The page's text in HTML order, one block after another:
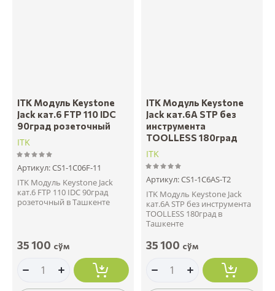
ITK Модуль Keystone
Jack кат.6 FTP 110 IDC
90град розеточный
ITK
Артикул:CS1-1C06F-11
ITK Модуль Keystone Jack
кат.6 FTP 110 IDC 90град
розеточный в Ташкенте
35 100 сўм
ITK Модуль Keystone
Jack кат.6А STP без
инструмента
TOOLLESS 180град
ITK
Артикул:CS1-1C6AS-T2
ITK Модуль Keystone Jack
кат.6А STP без инструмента
TOOLLESS 180град в
Ташкенте
35 100 сўм